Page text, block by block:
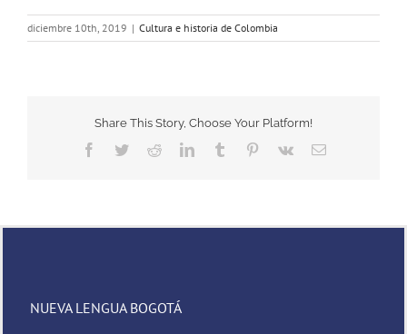
diciembre 10th, 2019 | Cultura e historia de Colombia
Share This Story, Choose Your Platform!
Facebook
TwitterRedditLinkedInTumblr Pinterest
Vk Email
NUEVA LENGUA BOGOTÁ